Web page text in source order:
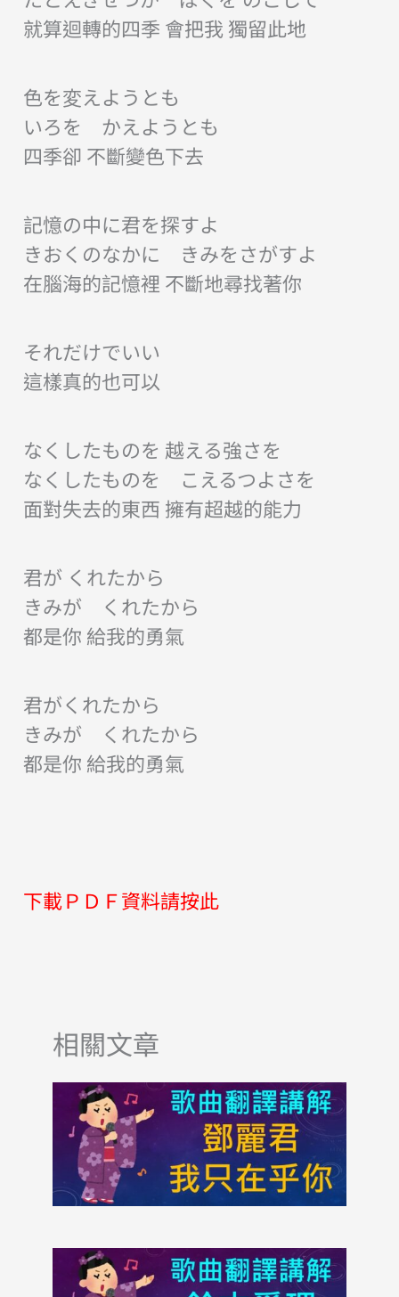
就算迴轉的四季 會把我 獨留此地
色を変えようとも
いろを かえようとも
四季卻 不斷變色下去
記憶の中に君を探すよ
きおくのなかに きみをさがすよ
在腦海的記憶裡 不斷地尋找著你
それだけでいい
這樣真的也可以
なくしたものを 越える強さを
なくしたものを こえるつよさを
面對失去的東西 擁有超越的能力
君が くれたから
きみが くれたから
都是你 給我的勇氣
君がくれたから
きみが くれたから
都是你 給我的勇氣
下載ＰＤＦ資料請按此
相關文章